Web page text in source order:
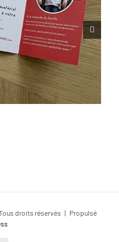
droits réservés | Propulsé